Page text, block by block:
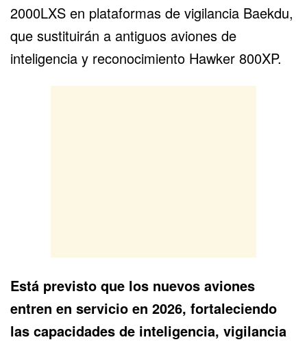
2000LXS en plataformas de vigilancia Baekdu,
que sustituirán a antiguos aviones de
inteligencia y reconocimiento Hawker 800XP.
Está previsto que los nuevos aviones
entren en servicio en 2026, fortaleciendo
las capacidades de inteligencia, vigilancia